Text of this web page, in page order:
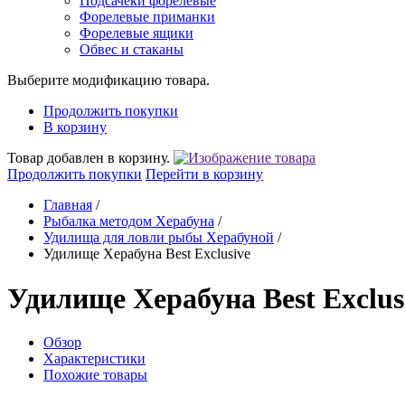
Форелевые приманки
Форелевые ящики
Обвес и стаканы
Выберите модификацию товара.
Продолжить покупки
В корзину
Товар добавлен в корзину.
Продолжить покупки Перейти в корзину
Главная /
Рыбалка методом Херабуна /
Удилища для ловли рыбы Херабуной /
Удилище Херабуна Best Exclusive
Удилище Херабуна Best
Обзор
Характеристики
Похожие товары